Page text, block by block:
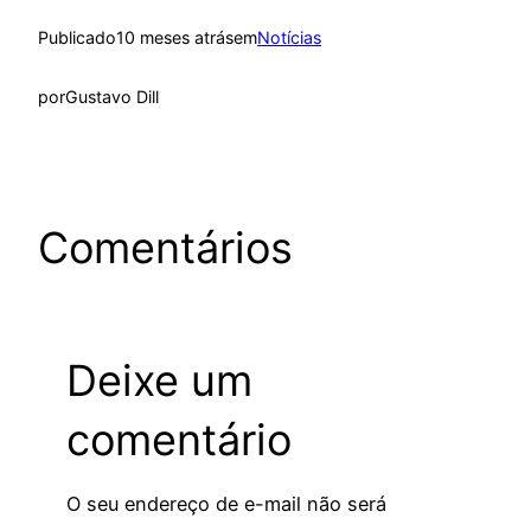
Publicado10 meses atrásemNotícias
porGustavo Dill
Comentários
Deixe um
comentário
O seu endereço de e-mail não será